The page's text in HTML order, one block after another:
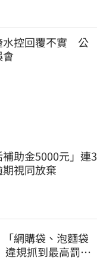
控回覆不實　公
會
助金5000元」連3
視同放棄
網購袋、泡麵袋
違規抓到最高罰